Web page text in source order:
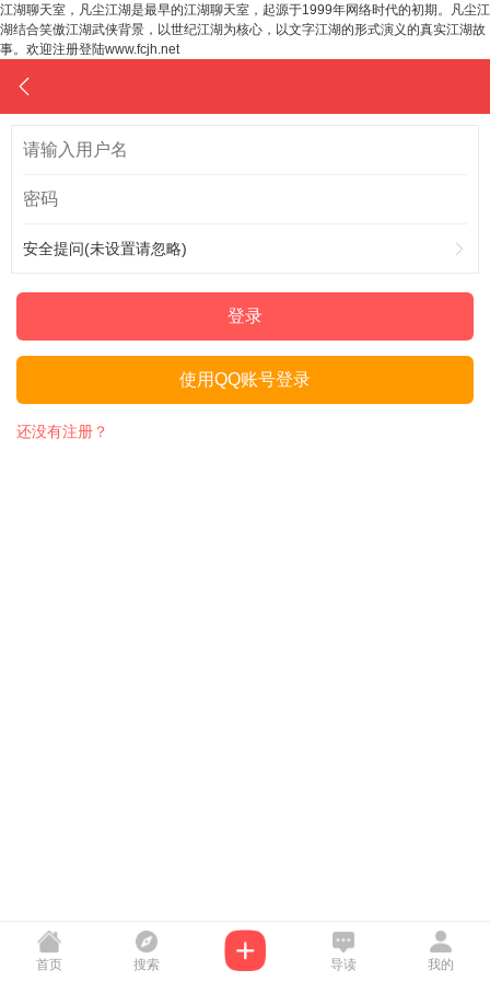
江湖聊天室，凡尘江湖是最早的江湖聊天室，起源于1999年网络时代的初期。凡尘江
湖结合笑傲江湖武侠背景，以世纪江湖为核心，以文字江湖的形式演义的真实江湖故
事。欢迎注册登陆www.fcjh.net
安全提问(未设置请忽略)
登录
使用QQ账号登录
还没有注册？
首页 搜索 导读 我的